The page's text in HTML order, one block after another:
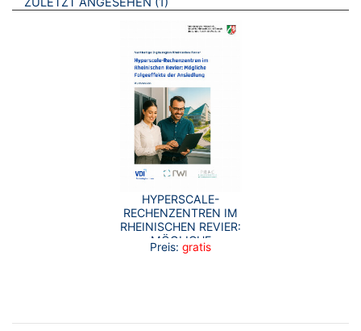
HYPERSCALE-
RECHENZENTREN IM
RHEINISCHEN REVIER:
MÖGLICHE
FOLGEEFFEKTE DER
Preis: gratis